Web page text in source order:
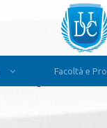
Facoltà e